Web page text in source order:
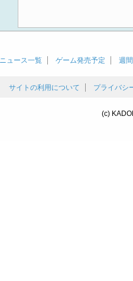
ニュース一覧 ゲーム発売予定 週
サイトの利用について プライバシ
(c)